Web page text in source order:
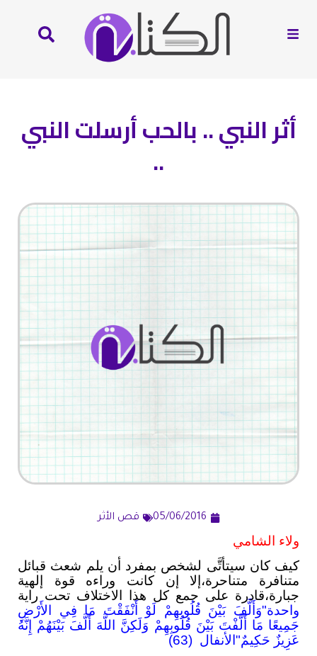
أثر النبي .. بالحب أرسلت النبي
..
05/06/2016 قص الأثر
ولاء الشامي
كيف كان سيتأتَّى لشخص بمفرد أن يلم شعث قبائل
متنافرة متناحرة،إلا إن كانت وراءه قوة إلهية
جبارة،قادرة على جمع كل هذا الاختلاف تحت راية
واحدة"وَأَلَّفَ بَيْنَ قُلُوبِهِمْ لَوْ أَنْفَقْتَ مَا فِي الأَرْضِ
جَمِيعًا مَا أَلَّفْتَ بَيْنَ قُلُوبِهِمْ وَلَكِنَّ اللَّهَ أَلَّفَ بَيْنَهُمْ إِنَّهُ
عَزِيزٌ حَكِيمٌ"الأنفال (63)